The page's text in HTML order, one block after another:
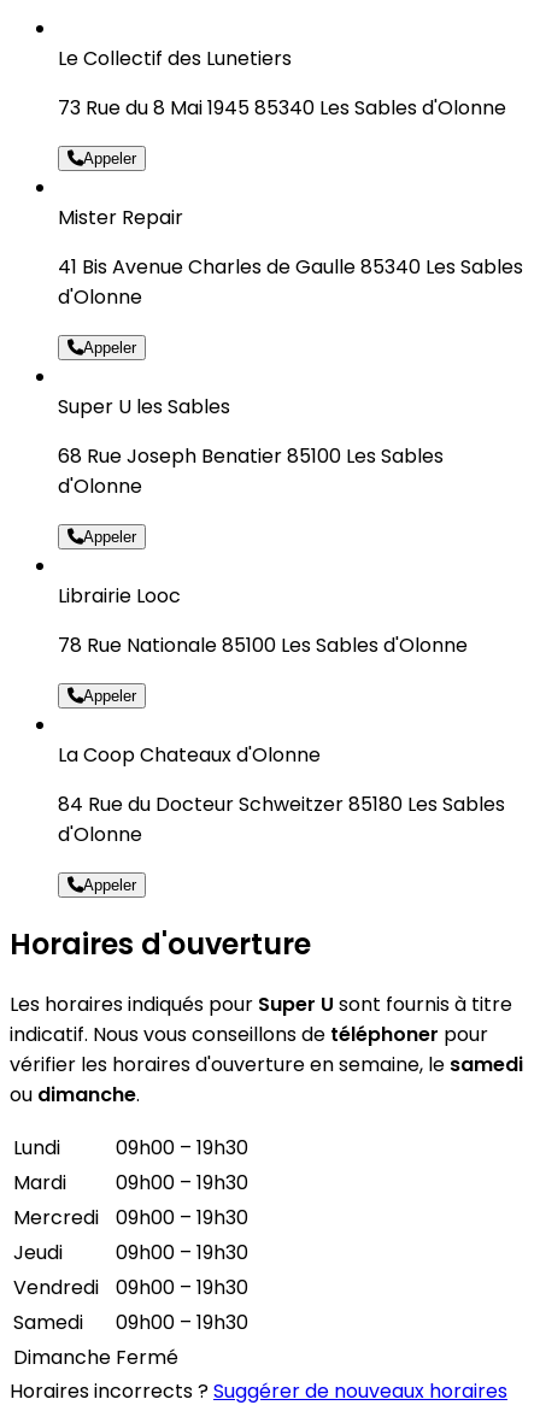
Le Collectif des Lunetiers
73 Rue du 8 Mai 1945 85340 Les Sables d'Olonne
Appeler
Mister Repair
41 Bis Avenue Charles de Gaulle 85340 Les Sables
d'Olonne
Appeler
Super U les Sables
68 Rue Joseph Benatier 85100 Les Sables
d'Olonne
Appeler
Librairie Looc
78 Rue Nationale 85100 Les Sables d'Olonne
Appeler
La Coop Chateaux d'Olonne
84 Rue du Docteur Schweitzer 85180 Les Sables
d'Olonne
Appeler
Horaires d'ouverture
Les horaires indiqués pour Super U sont fournis à titre
indicatif. Nous vous conseillons de téléphoner pour
vérifier les horaires d'ouverture en semaine, le samedi
ou dimanche.
Lundi
09h00 – 19h30
Mardi
09h00 – 19h30
Mercredi
09h00 – 19h30
Jeudi
09h00 – 19h30
Vendredi
09h00 – 19h30
Samedi
09h00 – 19h30
Dimanche Fermé
Horaires incorrects ?Suggérer de nouveaux horaires